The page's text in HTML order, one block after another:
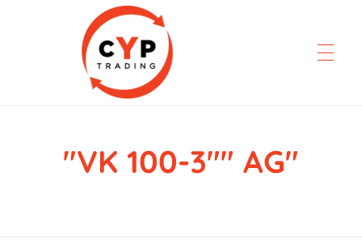
CYP Trading
Professionelle Ersatzteilbeschaffung
"VK 100-3"" AG"